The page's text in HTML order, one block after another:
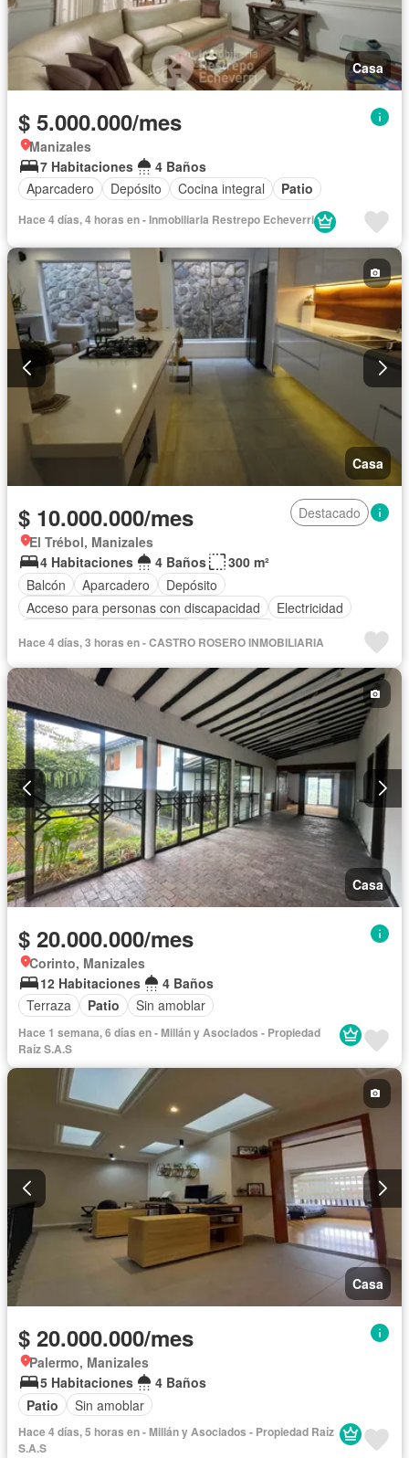
Casa
$ 5.000.000/mes
Manizales
7 Habitaciones
4 Baños
Aparcadero
Depósito Cocina integral Patio
Hace 4 días, 4 horas en - Inmobiliaria Restrepo Echeverri
Casa
$ 10.000.000/mes
Destacado
El Trébol, Manizales
4 Habitaciones
4 Baños
300 m²
Balcón
Aparcadero
Depósito
Acceso para personas con discapacidad
Electricidad
Vista panorámica
Seguridad privada Agua Patio
Hace 4 días, 3 horas en - CASTRO ROSERO INMOBILIARIA
Casa
$ 20.000.000/mes
Corinto, Manizales
12 Habitaciones
4 Baños
Terraza
Patio Sin amoblar
Hace 1 semana, 6 días en - Millán y Asociados - Propiedad
Raíz S.A.S
Casa
$ 20.000.000/mes
Palermo, Manizales
5 Habitaciones
4 Baños
Patio
Sin amoblar
Hace 4 días, 5 horas en - Millán y Asociados - Propiedad Raíz
S.A.S